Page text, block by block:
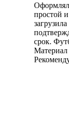
простой
срок.
Материал